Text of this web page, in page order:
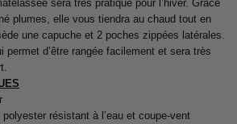
sera très pratique pour l’hiver. Grâce
plumes, elle vous tiendra au chaud tout en
une capuche et 2 poches zippées latérales.
d’être rangée facilement et sera très
résistant à l’eau et coupe-vent